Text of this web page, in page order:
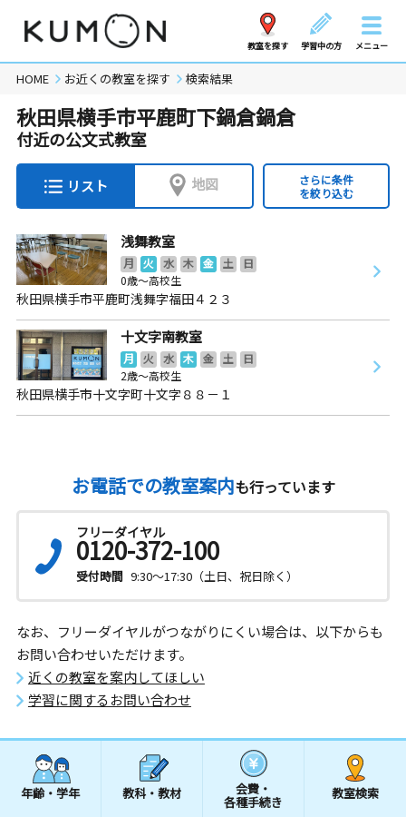
教室を探す 学習中の方 メニュー
HOME お近くの教室を探す 検索結果
秋田県横手市平鹿町下鍋倉鍋倉
付近の公文式教室
リスト 地図
さらに条件
を絞り込む
浅舞教室
月 火 水 木 金 土
日
0歳～高校生
秋田県横手市平鹿町浅舞字福田４２３
十文字南教室
月 火 水 木 金 土
日
2歳～高校生
秋田県横手市十文字町十文字８８－１
お電話での教室案内も行っています
フリーダイヤル
0120-372-100
受付時間 9:30～17:30（土日、祝日除く）
なお、フリーダイヤルがつながりにくい場合は、以下からも
お問い合わせいただけます。
近くの教室を案内してほしい
学習に関するお問い合わせ
年齢・学年 教科・教材 会費・
各種手続き
教室検索